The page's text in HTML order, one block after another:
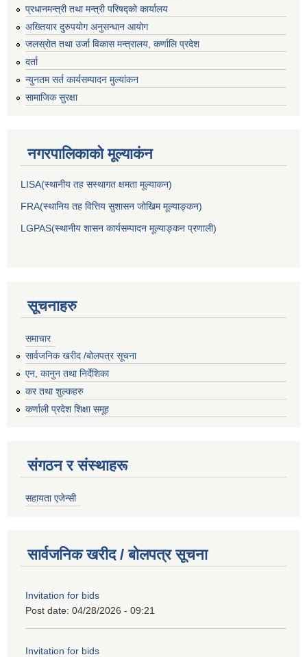
प्रधानमन्त्री तथा मन्त्री परिषद्को कार्यालय
अख्तियार दुरुपयोग अनुसन्धान आयोग
जलस्रोत तथा उर्जा विकास मन्त्रालय, कर्णालि प्रदेश
दर्ता
न्युनतम सर्त कार्यसम्पादन मुल्यांकन
सामाजिक सुरक्षा
नगरपालिकाकाे मूल्याकंन
LISA(स्थानीय तह सस्थागत क्षमता मूल्याक‌न)
FRA(स्थानिय तह वित्तिय सुशासन जोखिम मूल्याङ्कन)
LGPAS(स्थानीय शासन कार्यसम्पादन मूल्याङ्कन प्रणाली)
सूचनाहरु
समाचार
सार्वजनिक खरीद /बोलपत्र सूचना
एन, कानुन तथा निर्देशिका
कर तथा शुल्कहरु
कर्णाली प्रदेश शिक्षा समूह
संगठन र संस्थाहरू
सहायता एजेन्सी
सार्वजनिक खरीद / बोलपत्र सूचना
Invitation for bids
Post date: 04/28/2026 - 09:21
Invitation for bids